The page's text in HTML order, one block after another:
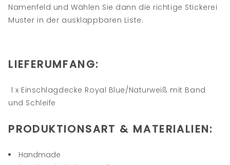
Namenfeld und Wählen Sie dann die richtige Stickerei
Muster in der ausklappbaren Liste.
LIEFERUMFANG:
1 x Einschlagdecke Royal Blue/Naturweiß mit Band
und Schleife
PRODUKTIONSART & MATERIALIEN:
Handmade